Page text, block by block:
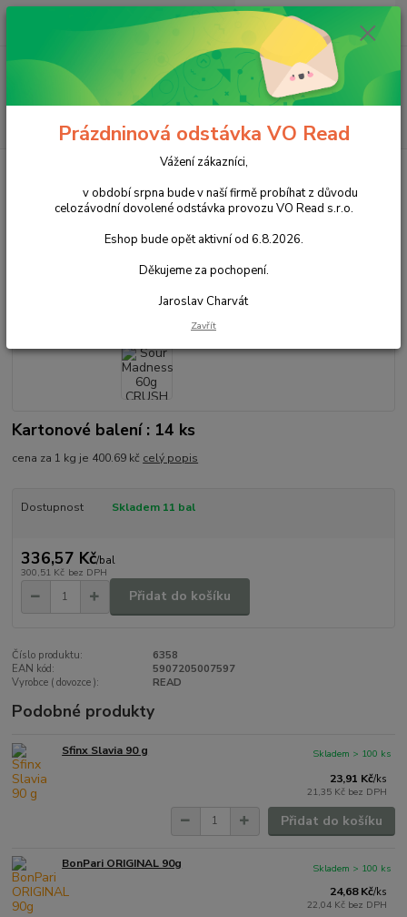
Po - Pá 8 - 14h
ks
za 0,00 Kč
Nečokoládové cukrovinky
Sour Madness 60g CRUSH cena za kartonové balení
Sour Madness 60g CRUSH cena
za kartonové balení
Kartonové balení : 14 ks
cena za 1 kg je 400.69 kč celý popis
Dostupnost Skladem 11 bal
336,57 Kč/bal
300,51 Kč bez DPH
Přidat do košíku
Číslo produktu:
6358
EAN kód:
5907205007597
Vyrobce ( dovozce ):
READ
Podobné produkty
Sfinx Slavia 90 g
23,91 Kč/ks
21,35 Kč bez DPH
Skladem > 100 ks
Přidat do košíku
BonPari ORIGINAL 90g
24,68 Kč/ks
22,04 Kč bez DPH
Skladem > 100 ks
Prázdninová odstávka VO Read
Vážení zákazníci,
v období srpna bude v naší firmě probíhat z důvodu
celozávodní dovolené odstávka provozu VO Read s.r.o.
Eshop bude opět aktivní od 6.8.2026.
Děkujeme za pochopení.
Jaroslav Charvát
Zavřít